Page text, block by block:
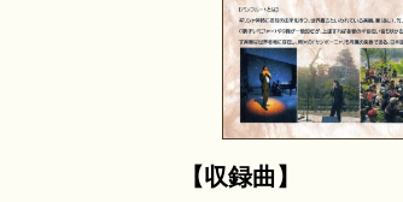
【収録曲】